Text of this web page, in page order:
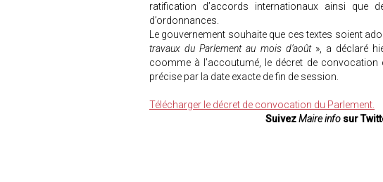
ratification d’accords internationaux ainsi que
d’ordonnances.
Le gouvernement souhaite que ces textes soient
travaux du Parlement au mois d’août», a déclaré
coomme à l’accoutumé, le décret de
précise par la date exacte de fin de session.
Télécharger le décret de convocation du Parlement.
SuivezMaire infosur